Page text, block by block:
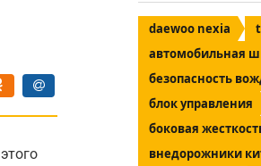
daewoo nexia
автомобильная
безопасность
блок управления
боковая
внедорожники